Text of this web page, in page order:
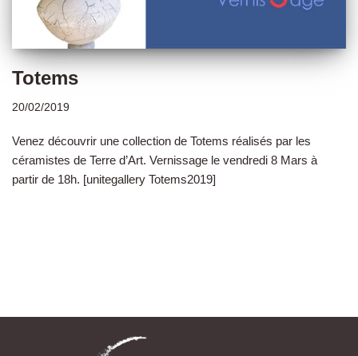
Totems
20/02/2019
Venez découvrir une collection de Totems réalisés par les
céramistes de Terre d’Art. Vernissage le vendredi 8 Mars à
partir de 18h. [unitegallery Totems2019]